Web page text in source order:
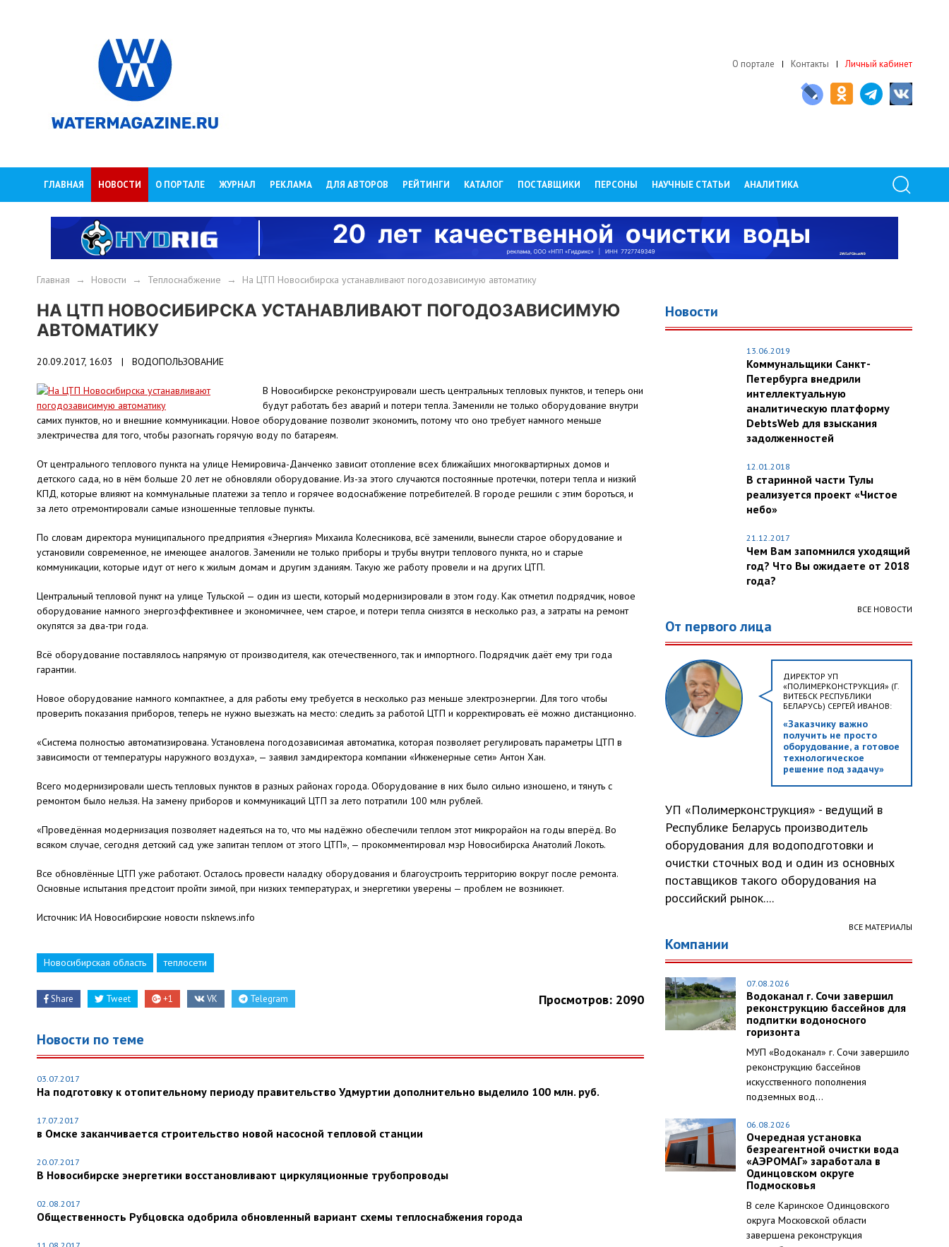
О портале Контакты Личный кабинет
ГЛАВНАЯ НОВОСТИ О ПОРТАЛЕ ЖУРНАЛ РЕКЛАМА ДЛЯ АВТОРОВ РЕЙТИНГИ КАТАЛОГ ПОСТАВЩИКИ ПЕРСОНЫ НАУЧНЫЕ СТАТЬИ АНАЛИТИКА
Главная → Новости → Теплоснабжение → На ЦТП Новосибирска устанавливают погодозависимую автоматику
НА ЦТП НОВОСИБИРСКА УСТАНАВЛИВАЮТ ПОГОДОЗАВИСИМУЮ
АВТОМАТИКУ
20.09.2017, 16:03 | ВОДОПОЛЬЗОВАНИЕ
В Новосибирске реконструировали шесть центральных тепловых пунктов, и теперь они
будут работать без аварий и потери тепла. Заменили не только оборудование внутри
самих пунктов, но и внешние коммуникации. Новое оборудование позволит экономить, потому что оно требует намного меньше
электричества для того, чтобы разогнать горячую воду по батареям.
От центрального теплового пункта на улице Немировича-Данченко зависит отопление всех ближайших многоквартирных домов и
детского сада, но в нём больше 20 лет не обновляли оборудование. Из-за этого случаются постоянные протечки, потери тепла и низкий
КПД, которые влияют на коммунальные платежи за тепло и горячее водоснабжение потребителей. В городе решили с этим бороться, и
за лето отремонтировали самые изношенные тепловые пункты.
По словам директора муниципального предприятия «Энергия» Михаила Колесникова, всё заменили, вынесли старое оборудование и
установили современное, не имеющее аналогов. Заменили не только приборы и трубы внутри теплового пункта, но и старые
коммуникации, которые идут от него к жилым домам и другим зданиям. Такую же работу провели и на других ЦТП.
Центральный тепловой пункт на улице Тульской — один из шести, который модернизировали в этом году. Как отметил подрядчик, новое
оборудование намного энергоэффективнее и экономичнее, чем старое, и потери тепла снизятся в несколько раз, а затраты на ремонт
окупятся за два-три года.
Всё оборудование поставлялось напрямую от производителя, как отечественного, так и импортного. Подрядчик даёт ему три года
гарантии.
Новое оборудование намного компактнее, а для работы ему требуется в несколько раз меньше электроэнергии. Для того чтобы
проверить показания приборов, теперь не нужно выезжать на место: следить за работой ЦТП и корректировать её можно дистанционно.
«Система полностью автоматизирована. Установлена погодозависимая автоматика, которая позволяет регулировать параметры ЦТП в
зависимости от температуры наружного воздуха», — заявил замдиректора компании «Инженерные сети» Антон Хан.
Всего модернизировали шесть тепловых пунктов в разных районах города. Оборудование в них было сильно изношено, и тянуть с
ремонтом было нельзя. На замену приборов и коммуникаций ЦТП за лето потратили 100 млн рублей.
«Проведённая модернизация позволяет надеяться на то, что мы надёжно обеспечили теплом этот микрорайон на годы вперёд. Во
всяком случае, сегодня детский сад уже запитан теплом от этого ЦТП», — прокомментировал мэр Новосибирска Анатолий Локоть.
Все обновлённые ЦТП уже работают. Осталось провести наладку оборудования и благоустроить территорию вокруг после ремонта.
Основные испытания предстоит пройти зимой, при низких температурах, и энергетики уверены — проблем не возникнет.
Источник: ИА Новосибирские новости nsknews.info
Новосибирская область теплосети
Share Tweet +1 VK Telegram Просмотров: 2090
Новости по теме
03.07.2017
На подготовку к отопительному периоду правительство Удмуртии дополнительно выделило 100 млн. руб.
17.07.2017
в Омске заканчивается строительство новой насосной тепловой станции
20.07.2017
В Новосибирске энергетики восстановливают циркуляционные трубопроводы
02.08.2017
Общественность Рубцовска одобрила обновленный вариант схемы теплоснабжения города
Новости
13.06.2019
Коммунальщики Санкт-
Петербурга внедрили
интеллектуальную
аналитическую платформу
DebtsWeb для взыскания
задолженностей
12.01.2018
В старинной части Тулы
реализуется проект «Чистое
небо»
21.12.2017
Чем Вам запомнился уходящий
год? Что Вы ожидаете от 2018
года?
ВСЕ НОВОСТИ
От первого лица
ДИРЕКТОР УП
«ПОЛИМЕРКОНСТРУКЦИЯ» (Г.
ВИТЕБСК РЕСПУБЛИКИ
БЕЛАРУСЬ) СЕРГЕЙ ИВАНОВ:
«Заказчику важно
получить не просто
оборудование, а готовое
технологическое
решение под задачу»
УП «Полимерконструкция» - ведущий в
Республике Беларусь производитель
оборудования для водоподготовки и
очистки сточных вод и один из основных
поставщиков такого оборудования на
российский рынок....
ВСЕ МАТЕРИАЛЫ
Компании
07.08.2026
Водоканал г. Сочи завершил
реконструкцию бассейнов для
подпитки водоносного
горизонта
МУП «Водоканал» г. Сочи завершило
реконструкцию бассейнов
искусственного пополнения
подземных вод...
06.08.2026
Очередная установка
безреагентной очистки вода
«АЭРОМАГ» заработала в
Одинцовском округе
Подмосковья
В селе Каринское Одинцовского
округа Московской области
завершена реконструкция